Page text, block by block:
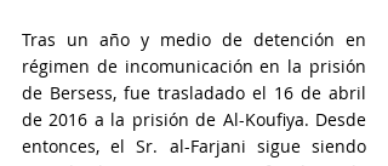
Tras un año y medio de detención en
régimen de incomunicación en la prisión
de Bersess, fue trasladado el 16 de abril
de 2016 a la prisión de Al-Koufiya. Desde
entonces, el Sr. al-Farjani sigue siendo